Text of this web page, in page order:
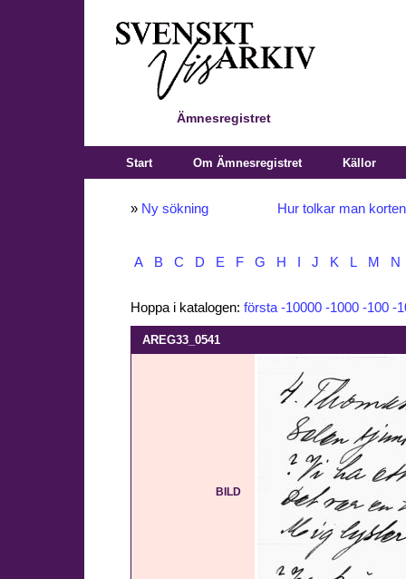
Ämnesregistret
Start Om Ämnesregistret Källor
» Ny sökning Hur tolkar man
A B C D E F G H J K L M N
Hoppa i katalogen: första -10000 -1000 -100 -
AREG33_0541
BILD